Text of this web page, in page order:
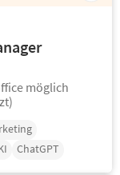
möglich
ChatGPT